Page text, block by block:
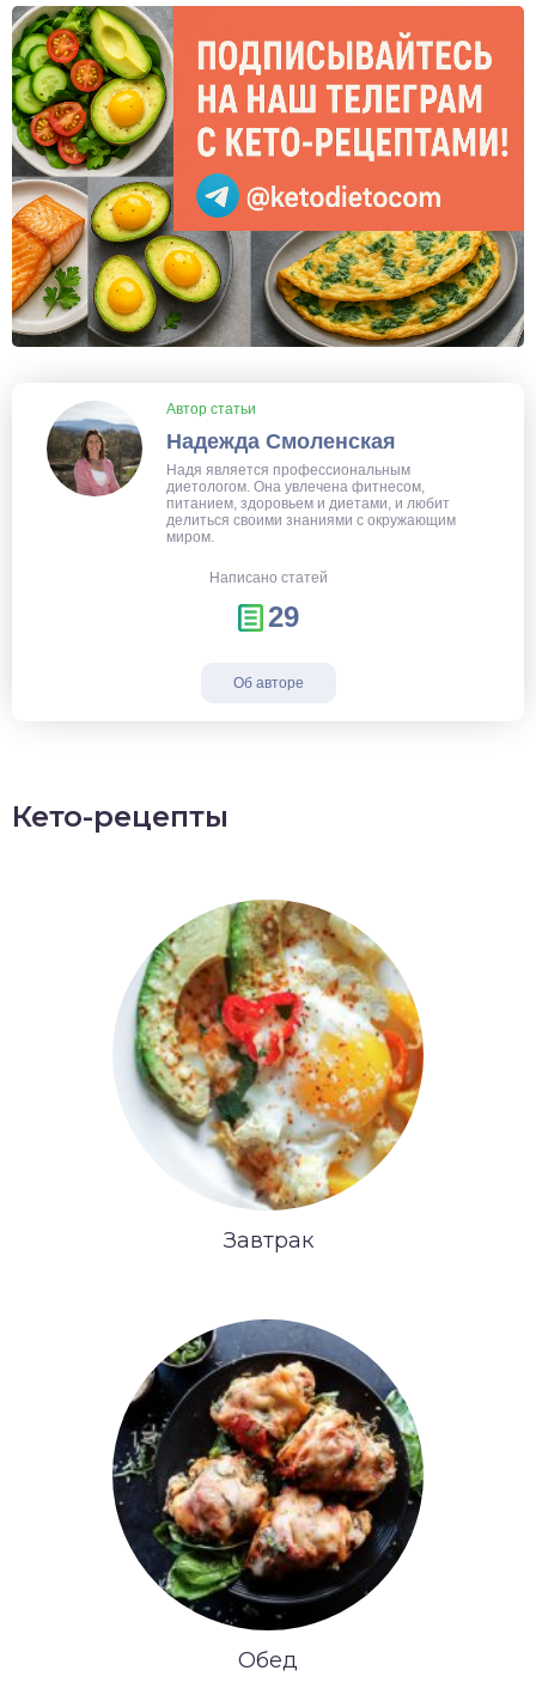
Автор статьи
Надежда Смоленская
Надя является профессиональным
диетологом. Она увлечена фитнесом,
питанием, здоровьем и диетами, и любит
делиться своими знаниями с окружающим
миром.
Написано статей
29
Об авторе
Кето-рецепты
Завтрак
Обед